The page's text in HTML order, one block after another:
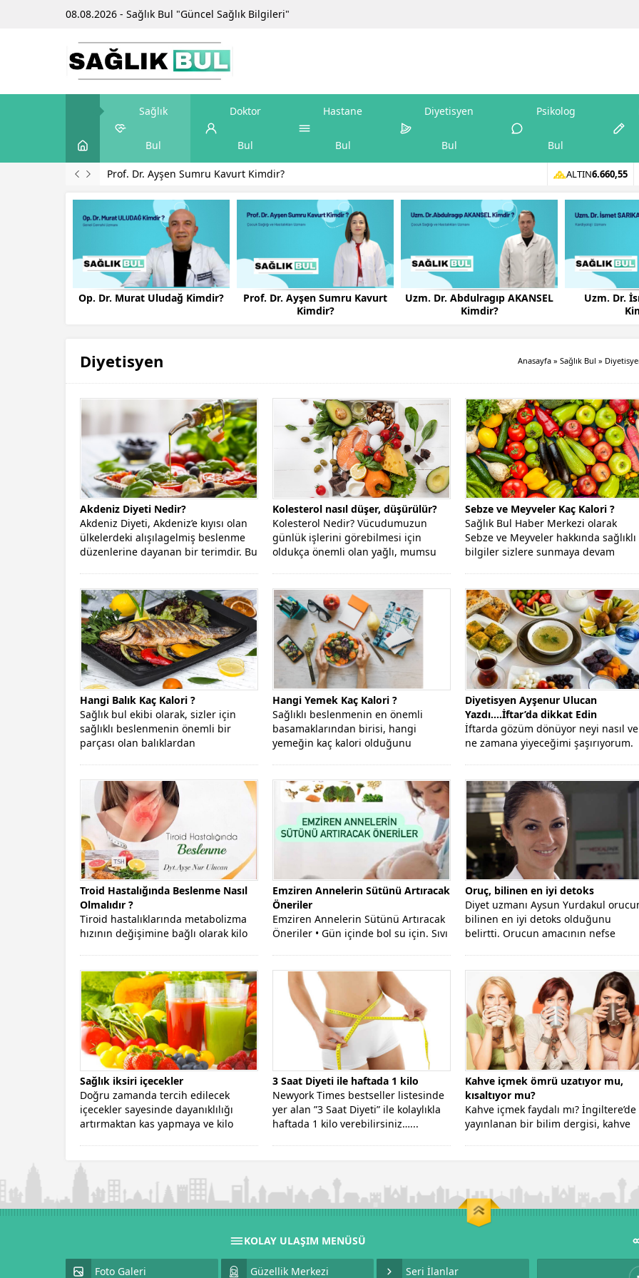
08.08.2026 - Sağlık Bul "Güncel Sağlık Bilgileri"
Sağlık
Bul
Doktor
Bul
Hastane
Bul
Diyetisyen
Bul
Psikolog
Bul
Prof. Dr. Ayşen Sumru Kavurt Kimdir? ALTIN6.660,55
Op. Dr. Murat Uludağ Kimdir?
Prof. Dr. Ayşen Sumru Kavurt
Kimdir?
Uzm. Dr. Abdulragıp AKANSEL
Kimdir?
Uzm. Dr.
Diyetisyen Anasayfa » Sağlık Bul »
Akdeniz Diyeti Nedir?
Akdeniz Diyeti, Akdeniz’e kıyısı olan
ülkelerdeki alışılagelmiş beslenme
düzenlerine dayanan bir terimdir. Bu
Kolesterol nasıl düşer, düşürülür?
Kolesterol Nedir? Vücudumuzun
günlük işlerini görebilmesi için
oldukça önemli olan yağlı, mumsu
Sebze ve Meyveler Kaç Kalori ?
Sağlık Bul Haber Merkezi olarak
Sebze ve Meyveler hakkında sağlıklı
bilgiler sizlere sunmaya devam
Hangi Balık Kaç Kalori ?
Sağlık bul ekibi olarak, sizler için
sağlıklı beslenmenin önemli bir
parçası olan balıklardan
Hangi Yemek Kaç Kalori ?
Sağlıklı beslenmenin en önemli
basamaklarından birisi, hangi
yemeğin kaç kalori olduğunu
Diyetisyen Ayşenur Ulucan
Yazdı….İftar’da dikkat Edin
İftarda gözüm dönüyor neyi nasıl ve
ne zamana yiyeceğimi şaşırıyorum.
Troid Hastalığında Beslenme Nasıl
Olmalıdır ?
Tiroid hastalıklarında metabolizma
hızının değişimine bağlı olarak kilo
Emziren Annelerin Sütünü Artıracak
Öneriler
Emziren Annelerin Sütünü Artıracak
Öneriler • Gün içinde bol su için. Sıvı
Oruç, bilinen en iyi detoks
Diyet uzmanı Aysun Yurdakul
bilinen en iyi detoks olduğunu
belirtti. Orucun amacının nefse
Sağlık iksiri içecekler
Doğru zamanda tercih edilecek
içecekler sayesinde dayanıklılığı
artırmaktan kas yapmaya ve kilo
3 Saat Diyeti ile haftada 1 kilo
Newyork Times bestseller listesinde
yer alan ”3 Saat Diyeti” ile kolaylıkla
haftada 1 kilo verebilirsiniz…...
Kahve içmek ömrü uzatıyor mu,
kısaltıyor mu?
Kahve içmek faydalı mı? İngiltere’de
yayınlanan bir bilim dergisi, kahve
Kürtaj Nedir?
KOLAY ULAŞIM MENÜSÜ
Foto Galeri Güzellik Merkezi Seri İlanlar